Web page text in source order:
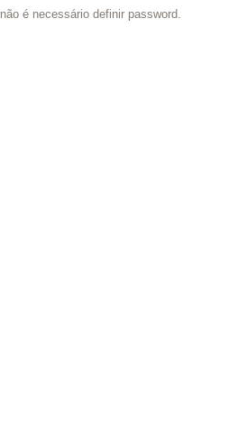
não é necessário definir password.